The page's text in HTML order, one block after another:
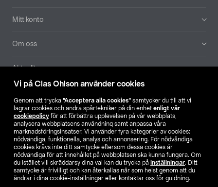
Vi på Clas Ohlson använder cookies
Genom att trycka ”Acceptera alla cookies” samtycker du till att vi
lagrar cookies och andra spårtekniker på din enhet enligt vår
cookiepolicy för att förbättra upplevelsen på vår webbplats,
analysera webbplatsens användning samt anpassa våra
marknadsföringsinsatser. Vi använder fyra kategorier av cookies:
nödvändiga, funktionella, analys och annonsering. För nödvändiga
cookies krävs inte ditt samtycke eftersom dessa cookies är
nödvändiga för att innehållet på webbplatsen ska kunna fungera. Om
du istället vill skräddarsy dina val kan du trycka på inställningar. Ditt
samtycke är frivilligt och kan återkallas när som helst genom att du
ändrar i dina cookie-inställningar eller kontaktar oss för guidning.
Mitt konto
Om oss
Aktuellt
Hitta butik
SE NO FI